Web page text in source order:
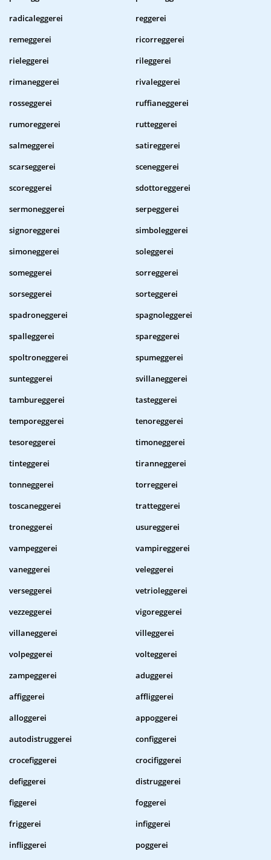
radicaleggerei
reggerei
remeggerei
ricorreggerei
rieleggerei
rileggerei
rimaneggerei
rivaleggerei
rosseggerei
ruffianeggerei
rumoreggerei
rutteggerei
salmeggerei
satireggerei
scarseggerei
sceneggerei
scoreggerei
sdottoreggerei
sermoneggerei
serpeggerei
signoreggerei
simboleggerei
simoneggerei
soleggerei
someggerei
sorreggerei
sorseggerei
sorteggerei
spadroneggerei
spagnoleggerei
spalleggerei
spareggerei
spoltroneggerei
spumeggerei
sunteggerei
svillaneggerei
tambureggerei
tasteggerei
temporeggerei
tenoreggerei
tesoreggerei
timoneggerei
tinteggerei
tiranneggerei
tonneggerei
torreggerei
toscaneggerei
tratteggerei
troneggerei
usureggerei
vampeggerei
vampireggerei
vaneggerei
veleggerei
verseggerei
vetrioleggerei
vezzeggerei
vigoreggerei
villaneggerei
villeggerei
volpeggerei
volteggerei
zampeggerei
aduggerei
affiggerei
affliggerei
alloggerei
appoggerei
autodistruggerei
configgerei
crocefiggerei
crocifiggerei
defiggerei
distruggerei
figgerei
foggerei
friggerei
infiggerei
infliggerei
poggerei